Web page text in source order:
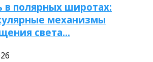
в полярных широтах:
механизмы
света…